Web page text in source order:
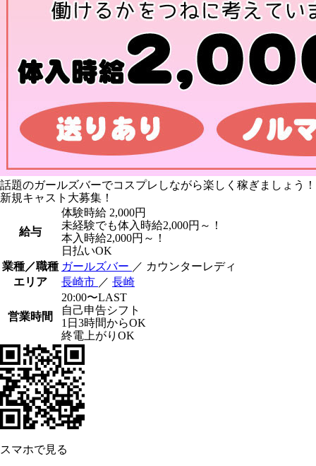
話題のガールズバーでコスプレしながら楽しく稼ぎましょう！
新規キャスト大募集！
給与
体験時給 2,000円
未経験でも体入時給2,000円～！
本入時給2,000円～！
日払いOK
業種／職種 ガールズバー ／ カウンターレディ
エリア
長崎市 ／ 長崎
営業時間
20:00〜LAST
自己申告シフト
1日3時間からOK
終電上がりOK
スマホで見る